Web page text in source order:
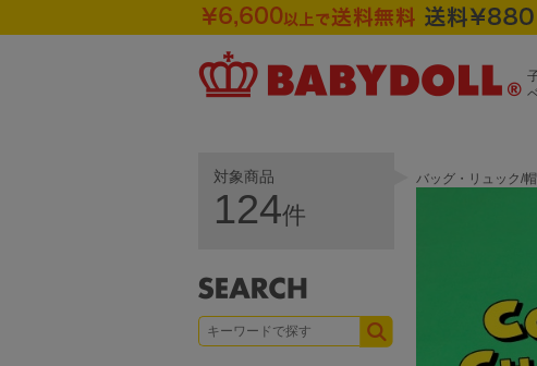
バッグ・リュック/
対象商品
124件